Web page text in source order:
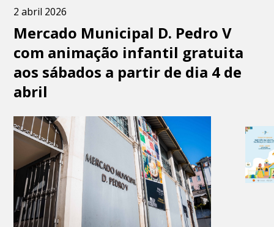
2 abril 2026
Mercado Municipal D. Pedro V
com animação infantil gratuita
aos sábados a partir de dia 4 de
abril